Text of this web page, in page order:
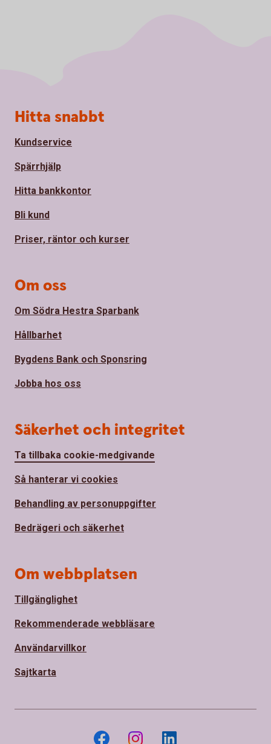
Sidfot
Hitta snabbt
Kundservice
Spärrhjälp
Hitta bankkontor
Bli kund
Priser, räntor och kurser
Om oss
Om Södra Hestra Sparbank
Hållbarhet
Bygdens Bank och Sponsring
Jobba hos oss
Säkerhet och integritet
Ta tillbaka cookie-medgivande
Så hanterar vi cookies
Behandling av personuppgifter
Bedrägeri och säkerhet
Om webbplatsen
Tillgänglighet
Rekommenderade webbläsare
Användarvillkor
Sajtkarta